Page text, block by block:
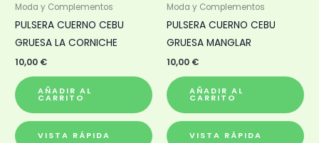
Moda y Complementos
PULSERA CUERNO CEBU
GRUESA LA CORNICHE
10,00 €
AÑADIR AL
CARRITO
VISTA RÁPIDA
Moda y Complementos
PULSERA CUERNO CEBU
GRUESA MANGLAR
10,00 €
AÑADIR AL
CARRITO
VISTA RÁPIDA